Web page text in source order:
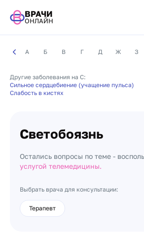
ВРАЧИ
ОНЛАЙН
А Б В Г Д Ж З
Другие заболевания на С:
Сильное сердцебиение (учащение пульса)
Слабость в кистях
Светобоязнь
Остались вопросы по теме -
услугой телемедицины.
Выбрать врача для консультации:
Терапевт